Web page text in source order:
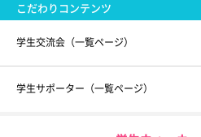
こだわりコンテンツ
学生交流会（一覧ページ）
学生サポーター（一覧ページ）